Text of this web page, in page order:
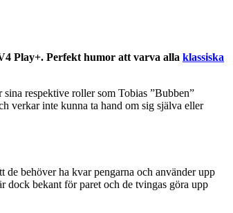
Play+. Perfekt humor att varva alla klassiska
sina respektive roller som Tobias ”Bubben”
verkar inte kunna ta hand om sig själva eller
de behöver ha kvar pengarna och använder upp
dock bekant för paret och de tvingas göra upp